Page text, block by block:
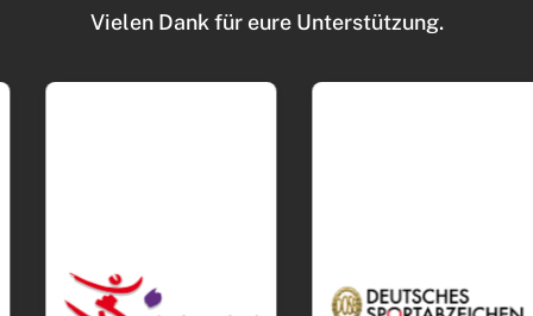
Vielen Dank für eure Unterstützung.